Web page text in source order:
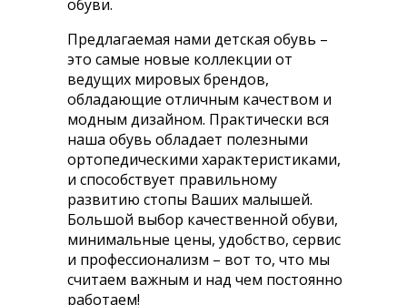
обуви.
Предлагаемая нами детская обувь –
это самые новые коллекции от
ведущих мировых брендов,
обладающие отличным качеством и
модным дизайном. Практически вся
наша обувь обладает полезными
ортопедическими характеристиками,
и способствует правильному
развитию стопы Ваших малышей.
Большой выбор качественной обуви,
минимальные цены, удобство, сервис
и профессионализм – вот то, что мы
считаем важным и над чем постоянно
работаем!